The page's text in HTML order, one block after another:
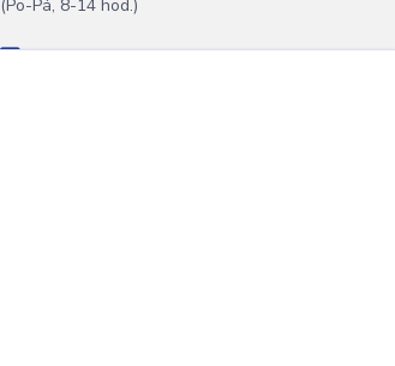
(Po-Pá, 8-14 hod.)
info@zahradniexpert.cz